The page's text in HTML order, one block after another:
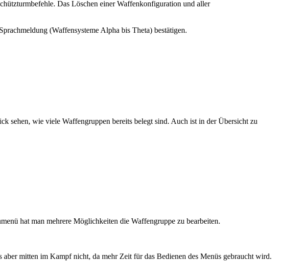
Das Löschen einer Waffenkonfiguration und aller
(Waffensysteme Alpha bis Theta) bestätigen.
sehen, wie viele Waffengruppen bereits belegt sind. Auch ist in der Übersicht zu
hat man mehrere Möglichkeiten die Waffengruppe zu bearbeiten.
mitten im Kampf nicht, da mehr Zeit für das Bedienen des Menüs gebraucht wird.